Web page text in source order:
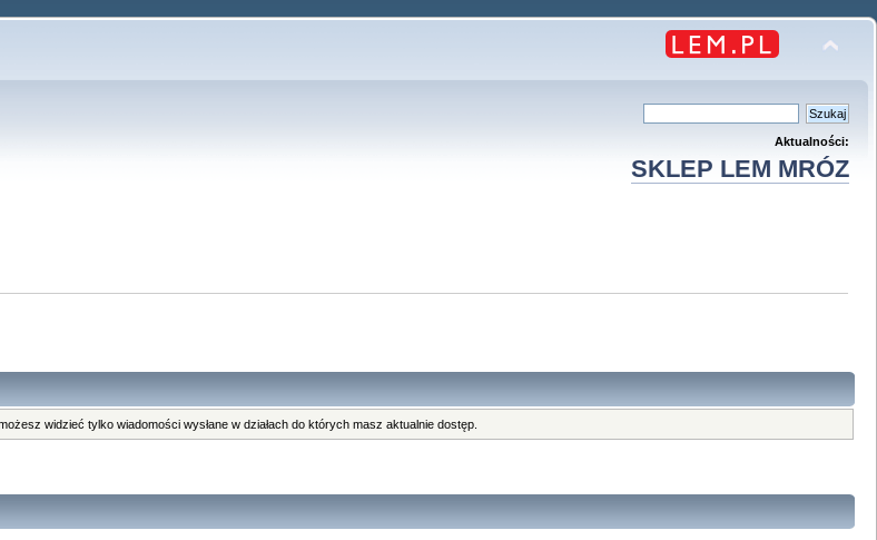
Aktualności:
SKLEP LEM MRÓZ
widzieć tylko wiadomości wysłane w działach do których masz aktualnie dostęp.